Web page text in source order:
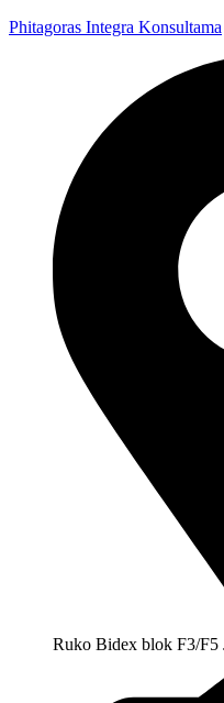
Phitagoras Integra Konsultama
Ruko Bidex blok F3/F5